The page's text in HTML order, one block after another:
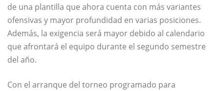
de una plantilla que ahora cuenta con más variantes
ofensivas y mayor profundidad en varias posiciones.
Además, la exigencia será mayor debido al calendario
que afrontará el equipo durante el segundo semestre
del año.
Con el arranque del torneo programado para